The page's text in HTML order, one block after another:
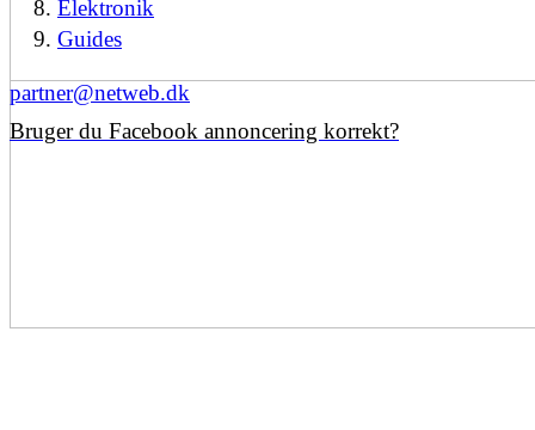
Bruger du Facebook annoncering korrekt?
Elektronik
Guides
partner@netweb.dk